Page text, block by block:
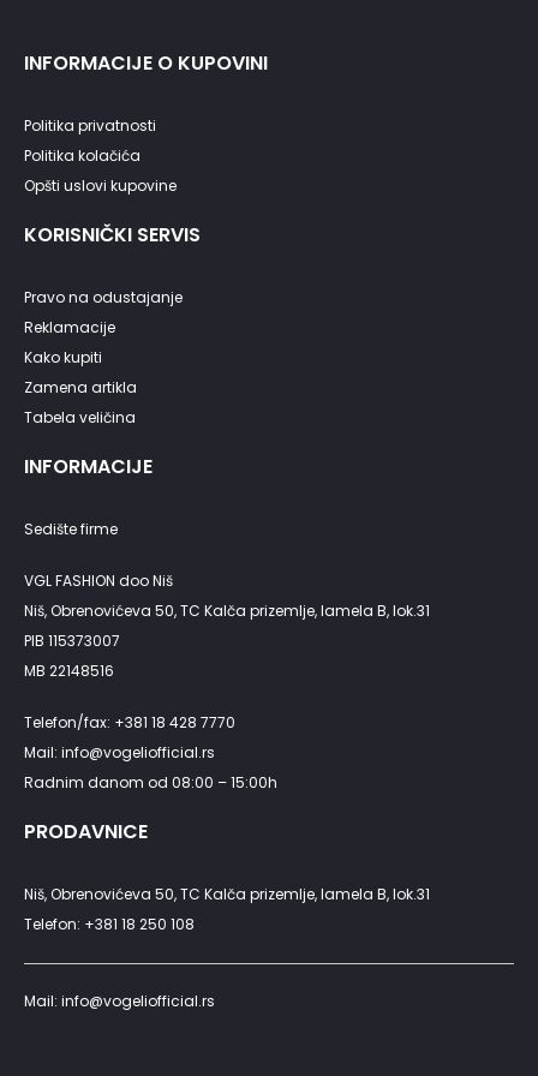
INFORMACIJE O KUPOVINI
Politika privatnosti
Politika kolačića
Opšti uslovi kupovine
KORISNIČKI SERVIS
Pravo na odustajanje
Reklamacije
Kako kupiti
Zamena artikla
Tabela veličina
INFORMACIJE
Sedište firme
VGL FASHION doo Niš
Niš, Obrenovićeva 50, TC Kalča prizemlje, lamela B, lok.31
PIB 115373007
MB 22148516
Telefon/fax: +381 18 428 7770
Mail: info@vogeliofficial.rs
Radnim danom od 08:00 – 15:00h
PRODAVNICE
Niš, Obrenovićeva 50, TC Kalča prizemlje, lamela B, lok.31
Telefon: +381 18 250 108
Mail: info@vogeliofficial.rs